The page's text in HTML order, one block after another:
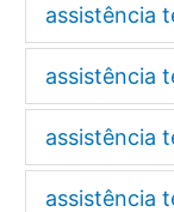
assistência
assistência
assistência
assistência